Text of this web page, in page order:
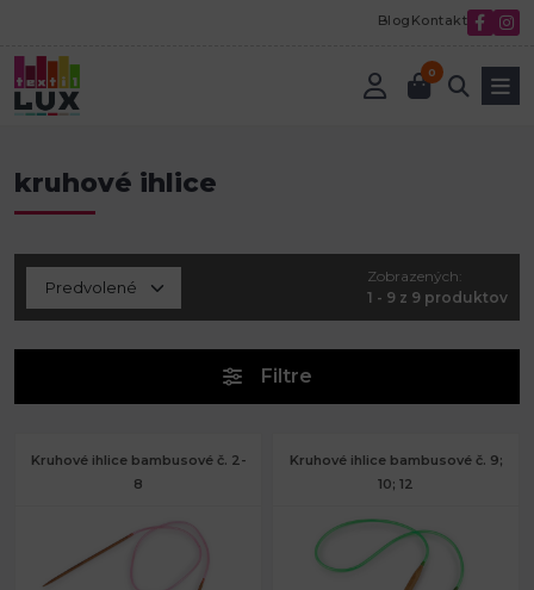
Blog Kontakt
0
Úvod Pletenie a háčkovanie kruhové ihlice
kruhové ihlice
Zobrazených:
1 - 9 z 9 produktov
Filtre
Kruhové ihlice bambusové č. 2-
8
Kruhové ihlice bambusové č. 9;
10; 12